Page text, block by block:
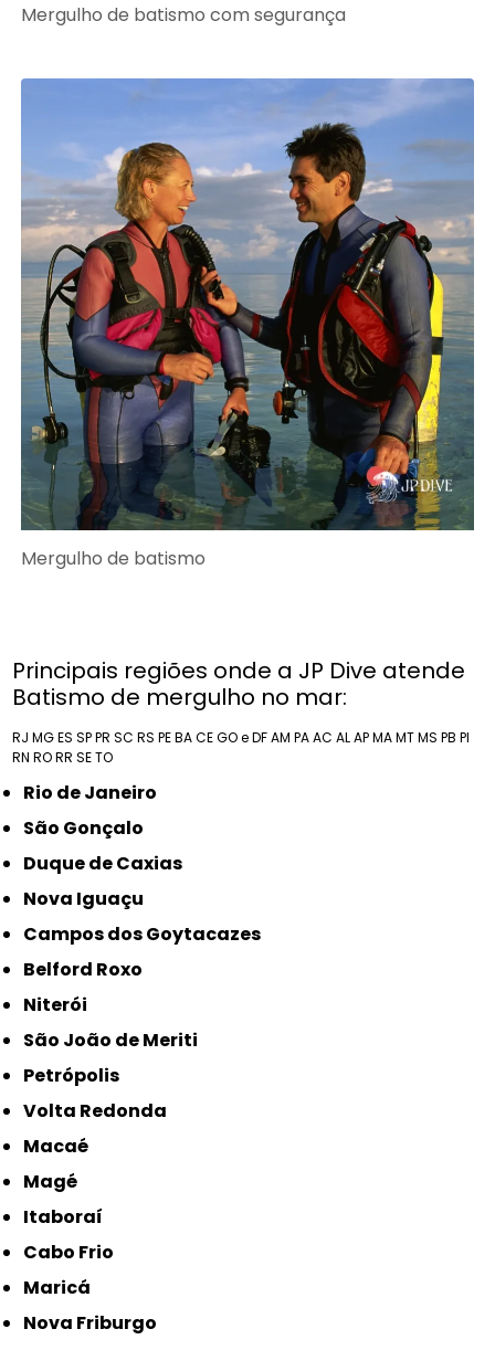
Mergulho de batismo com segurança
Mergulho de batismo
Principais regiões onde a JP Dive atende
Batismo de mergulho no mar:
RJ MGES SPPR SC RS PEBACEGO e DFAM PAAC ALAPMAMTMS PB PI
RN RORR SETO
Rio de Janeiro
São Gonçalo
Duque de Caxias
Nova Iguaçu
Campos dos Goytacazes
Belford Roxo
Niterói
São João de Meriti
Petrópolis
Volta Redonda
Macaé
Magé
Itaboraí
Cabo Frio
Maricá
Nova Friburgo